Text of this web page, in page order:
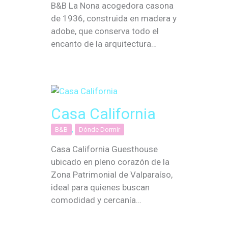
B&B La Nona acogedora casona
de 1936, construida en madera y
adobe, que conserva todo el
encanto de la arquitectura…
Casa California
B&B Dónde Dormir
Casa California Guesthouse
ubicado en pleno corazón de la
Zona Patrimonial de Valparaíso,
ideal para quienes buscan
comodidad y cercanía…